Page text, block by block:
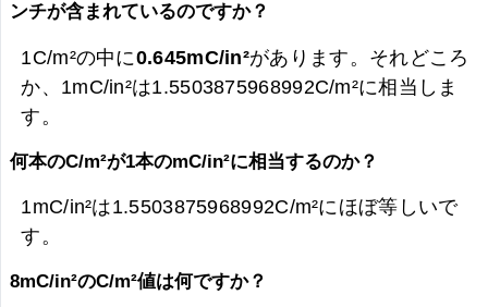
ンチが含まれているのですか？
1C/m²の中に0.645mC/in²があります。それどころ
か、1mC/in²は1.5503875968992C/m²に相当しま
す。
何本のC/m²が1本のmC/in²に相当するのか？
1mC/in²は1.5503875968992C/m²にほぼ等しいで
す。
8mC/in²のC/m²値は何ですか？